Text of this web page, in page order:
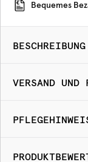
Bequemes
BESCHREIBUNG
VERSAND UND